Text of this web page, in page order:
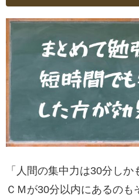
「人間の集中力は30分し
ＣＭが30分以内にあるのも